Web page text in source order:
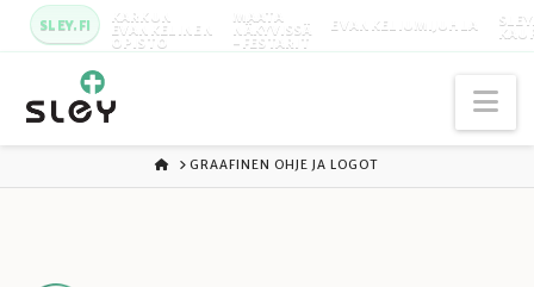
SLEY.FI KARKUN
EVANKELINEN
OPISTO
MAATA
NÄKYVISSÄ
-FESTARIT
EVANKELIUMIJUHLA
ETUSIVU
GRAAFINEN OHJE JA LOGOT